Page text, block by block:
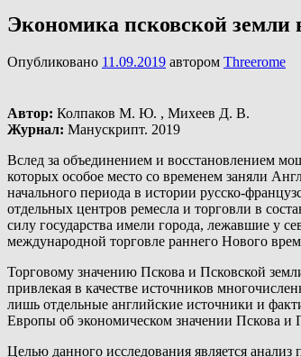
Экономика псковской земли
Опубликовано 11.09.2019 автором Threerome
Автор: Колпаков М. Ю. , Михеев Д. В.
Журнал: Манускрипт. 2019
Вслед за объединением и восстановлением
которых особое место со временем заняли
начального периода в истории русско-
отдельных центров ремесла и торговли в
силу государства имели города, лежавшие у
международной торговле раннего Нового
Торговому значению Пскова и Псковской
привлекая в качестве источников
лишь отдельные английские источники и
Европы об экономическом значении Пскова и
Целью данного исследования является